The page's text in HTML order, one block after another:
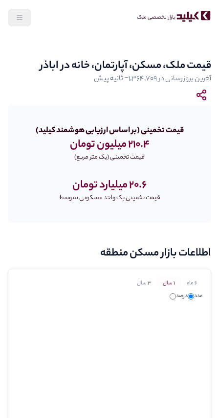
بازار تخصصی ملک
قیمت ملک، مسکن، آپارتمان، خانه در اباذر
آخرین بروزرسانی در‎−۱٬۳۶۴٬۷۰۹ ثانیه پیش
قیمت تخمینی (بر اساس ارزیابی هوشمند کیلید)
قیمت تخمینی (یک متر مربع)
210.4 میلیون تومان
قیمت تخمینی یک واحد مسکونی متوسط
20.6 میلیارد تومان
اطلاعات بازار مسکن منطقه
6 ماه 1 سال
3 سال
عدد
درصد